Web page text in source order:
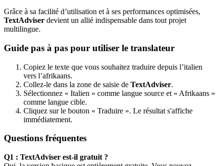
Grâce à sa facilité d’utilisation et à ses performances optimisées,
TextAdviser devient un allié indispensable dans tout projet
multilingue.
Guide pas à pas pour utiliser le translateur
Copiez le texte que vous souhaitez traduire depuis l’italien
vers l’afrikaans.
Collez-le dans la zone de saisie de TextAdviser.
Sélectionnez « Italien » comme langue source et « Afrikaans »
comme langue cible.
Cliquez sur le bouton « Traduire ». Le résultat s'affiche
immédiatement.
Questions fréquentes
Q1 : TextAdviser est-il gratuit ?